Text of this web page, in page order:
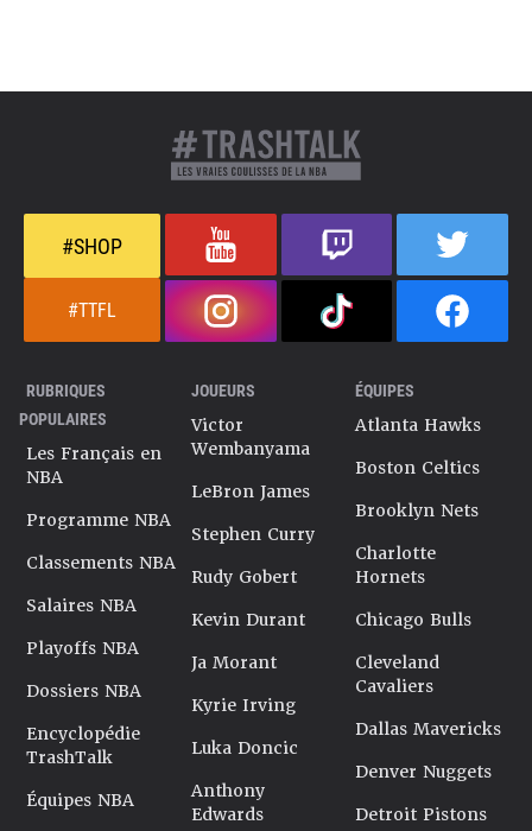
#SHOP
#TTFL
RUBRIQUES
POPULAIRES
Les Français en
NBA
Programme NBA
Classements NBA
Salaires NBA
Playoffs NBA
Dossiers NBA
Encyclopédie
TrashTalk
Équipes NBA
JOUEURS
Victor
Wembanyama
LeBron James
Stephen Curry
Rudy Gobert
Kevin Durant
Ja Morant
Kyrie Irving
Luka Doncic
Anthony
Edwards
ÉQUIPES
Atlanta Hawks
Boston Celtics
Brooklyn Nets
Charlotte
Hornets
Chicago Bulls
Cleveland
Cavaliers
Dallas Mavericks
Denver Nuggets
Detroit Pistons